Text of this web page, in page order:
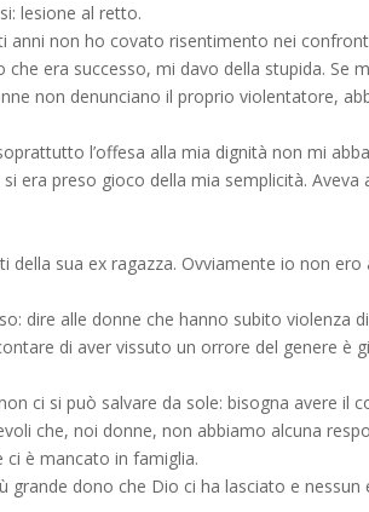
lesione al retto.
non ho covato risentimento nei
era successo, mi davo della stupida.
non denunciano il proprio violentatore,
l’offesa alla mia dignità non mi
era preso gioco della mia semplicità.
sua ex ragazza. Ovviamente io non
dire alle donne che hanno subito violenza
di aver vissuto un orrore del genere è
ci si può salvare da sole: bisogna avere il
che, noi donne, non abbiamo alcuna
ci è mancato in famiglia.
dono che Dio ci ha lasciato e